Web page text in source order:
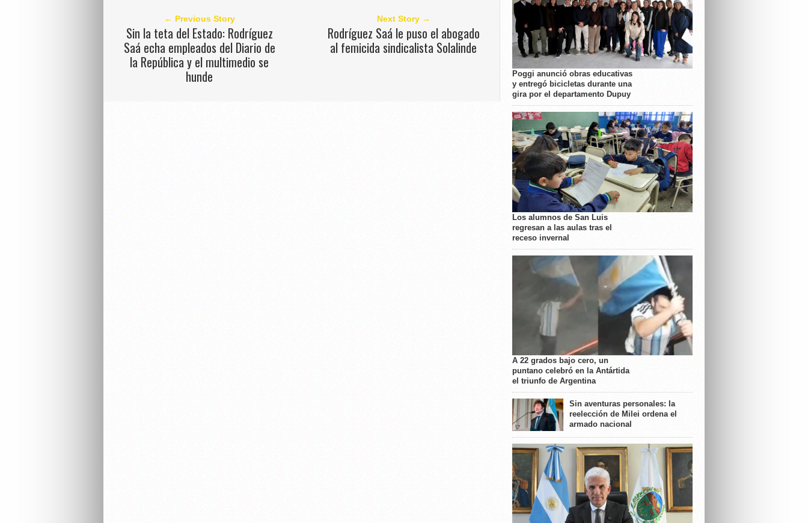
← Previous Story
Sin la teta del Estado: Rodríguez
Saá echa empleados del Diario de
la República y el multimedio se
hunde
Next Story →
Rodríguez Saá le puso el abogado
al femicida sindicalista Solalinde
Poggi anunció obras educativas
y entregó bicicletas durante una
gira por el departamento Dupuy
Los alumnos de San Luis
regresan a las aulas tras el
receso invernal
A 22 grados bajo cero, un
puntano celebró en la Antártida
el triunfo de Argentina
Sin aventuras personales: la
reelección de Milei ordena el
armado nacional